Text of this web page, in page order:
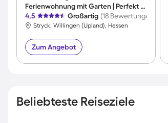
Ferienwohnung mit Garten | Perfekt für die Arbeit von Zuhause
4,5
Großartig (18 Bewertungen)
Stryck, Willingen (Upland), Hessen
Zum Angebot
Beliebteste Reiseziele